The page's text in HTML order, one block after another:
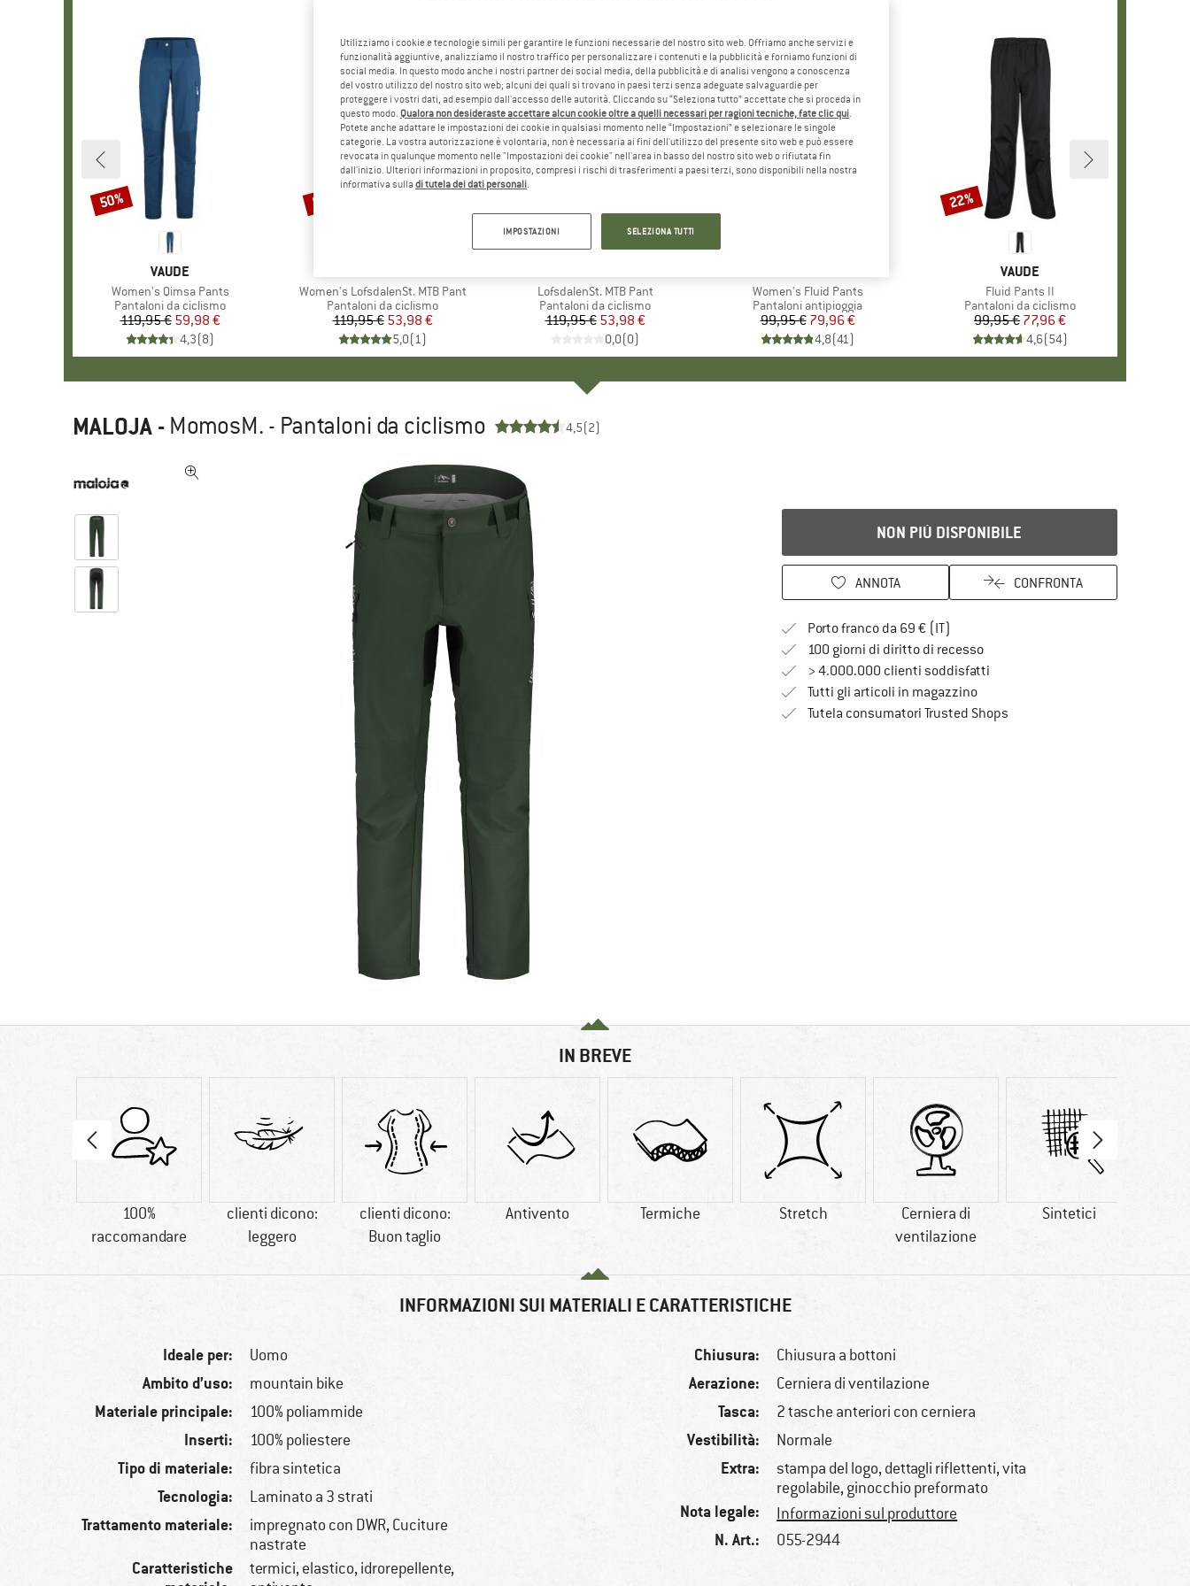
MARCHIO
VAUDE
Articolo
Women's Qimsa Pants
Gruppo di prodotti
Pantaloni da ciclismo
Prezzo
119,95 €Prezzo ridotto
59,98 €
4,3(8)
Sconto
50%
Articolo
Women's LofsdalenSt. MTB Pant
Gruppo di prodotti
Pantaloni da ciclismo
Prezzo
119,95 €Prezzo ridotto
53,98 €
5,0(1)
Sconto
55%
Articolo
LofsdalenSt. MTB Pant
Gruppo di prodotti
Pantaloni da ciclismo
Prezzo
119,95 €Prezzo ridotto
53,98 €
0,0(0)
Articolo
Women's Fluid Pants
Gruppo di prodotti
Pantaloni antipioggia
Prezzo
99,95 € Prezzo ridotto
79,96 €
4,8(41)
MARCHIO
VAUDE
Articolo
Fluid Pants II
Gruppo di prodotti
Pantaloni da ciclismo
Prezzo
99,95 €Prezzo ridotto
77,96 €
4,6(54)
Sconto
22%
MALOJA - MomosM. - Pantaloni da ciclismo 4,5(2)
NON PIÙ DISPONIBILE
ANNOTA CONFRONTA
Porto franco da 69 € (IT)
100 giorni di diritto di recessoVai alla politica di recesso qui Si
> 4.000.000 clienti soddisfatti
Tutti gli articoli in magazzino
Tutela consumatori Trusted ShopsTrovi tutte le informazioni qui!
IN BREVE
100%
raccomandare
clienti dicono:
leggero
clienti dicono:
Buon taglio
Antivento Termiche Stretch
Cerniera di
ventilazione
Sintetici
INFORMAZIONI SUI MATERIALI E CARATTERISTICHE
Ideale per: Uomo
Ambito d’uso: mountain bike
Materiale principale: 100% poliammide
Inserti: 100% poliestere
Tipo di materiale: fibra sintetica
Tecnologia: Laminato a 3 strati
Trattamento materiale:
impregnato con DWR, Cuciture
nastrate
Caratteristiche
termici, elastico, idrorepellente,
Chiusura: Chiusura a bottoni
Aerazione: Cerniera di ventilazione
Tasca: 2 tasche anteriori con cerniera
Vestibilità: Normale
Extra:
stampa del logo, dettagli riflettenti, vita
regolabile, ginocchio preformato
Nota legale: Informazioni sul produttore
N. Art.: 055-2944
Utilizziamo i cookie e tecnologie simili per garantire le funzioni necessarie del nostro sito web. Offriamo anche servizi e
funzionalità aggiuntive, analizziamo il nostro traffico per personalizzare i contenuti e la pubblicità e forniamo funzioni di
social media. In questo modo anche i nostri partner dei social media, della pubblicità e di analisi vengono a conoscenza
del vostro utilizzo del nostro sito web; alcuni dei quali si trovano in paesi terzi senza adeguate salvaguardie per
proteggere i vostri dati, ad esempio dall'accesso delle autorità. Cliccando su “Seleziona tutto” accettate che si proceda in
questo modo. Qualora non desideraste accettare alcun cookie oltre a quelli necessari per ragioni tecniche, fate clic qui.
Potete anche adattare le impostazioni dei cookie in qualsiasi momento nelle “Impostazioni” e selezionare le singole
categorie. La vostra autorizzazione è volontaria, non è necessaria ai fini dell'utilizzo del presente sito web e può essere
revocata in qualunque momento nelle "Impostazioni dei cookie" nell'area in basso del nostro sito web o rifiutata fin
dall'inizio. Ulteriori informazioni in proposito, compresi i rischi di trasferimenti a paesi terzi, sono disponibili nella nostra
informativa sulla di tutela dei dati personali.
IMPOSTAZIONI SELEZIONA TUTTI